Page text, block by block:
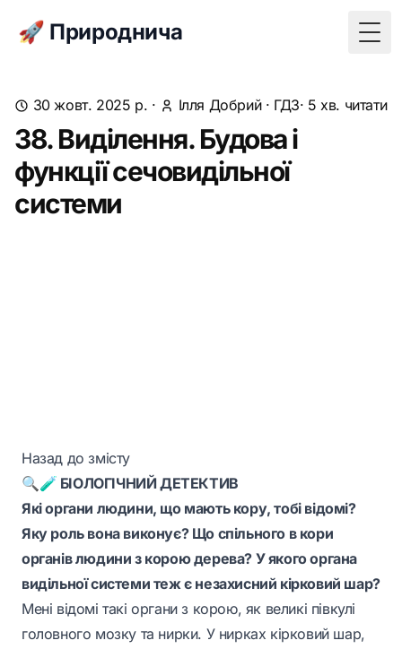
🚀 Природнича
30 жовт. 2025 р. · Ілля Добрий· ГДЗ· 5 хв. читати
38. Виділення. Будова і
функції сечовидільної
системи
Назад до змісту
🔍🧪 БІОЛОГІЧНИЙ ДЕТЕКТИВ
Які органи людини, що мають кору, тобі відомі?
Яку роль вона виконує? Що спільного в кори
органів людини з корою дерева? У якого органа
видільної системи теж є незахисний кірковий шар?
Мені відомі такі органи з корою, як великі півкулі
головного мозку та нирки. У нирках кірковий шар,